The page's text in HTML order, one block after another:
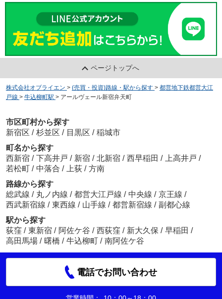
ページトップへ
株式会社オブライエン > (売買・投資)路線・駅から探す > 都営地下鉄都営大江
戸線 > 牛込柳町駅 > アールヴェール新宿弁天町
市区町村から探す
新宿区 / 杉並区 / 目黒区 / 稲城市
町名から探す
西新宿 / 下高井戸 / 新宿 / 北新宿 / 西早稲田 / 上高井戸 /
若松町 / 中落合 / 上荻 / 方南
路線から探す
総武線 / 丸ノ内線 / 都営大江戸線 / 中央線 / 京王線 /
西武新宿線 / 東西線 / 山手線 / 都営新宿線 / 副都心線
駅から探す
荻窪 / 東新宿 / 阿佐ケ谷 / 西荻窪 / 新大久保 / 早稲田 /
高田馬場 / 曙橋 / 牛込柳町 / 南阿佐ケ谷
電話でお問い合わせ